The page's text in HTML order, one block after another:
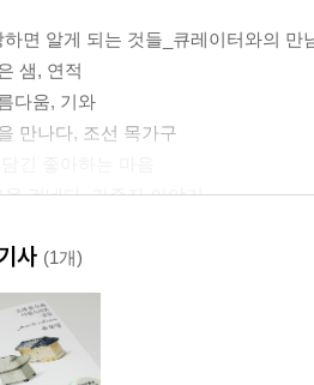
하면 알게 되는 것들_큐레이터와의 만
샘, 연적
다움, 기와
만나다, 조선 목가구
건네다_기증자 이야기
사 (1개)